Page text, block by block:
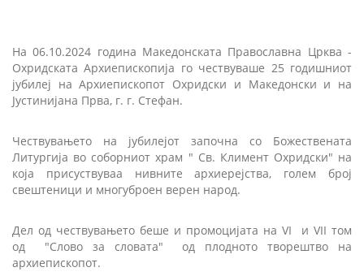
На 06.10.2024 година Македонската Православна Црква -
Охридската Архиепископија го чествуваше 25 годишниот
јубилеј на Архиепископот Охридски и Македонски и на
Јустинијана Прва, г. г. Стефан.
Чествувањето на јубилејот започна со Божествената
Литургија во соборниот храм " Св. Климент Охридски" на
која присуствуваа нивните архиерејства, голем број
свештеници и многуброен верен народ.
Дел од чествувањето беше и промоцијата на VI и VII том
од "Слово за словата" од плодното творештво на
архиепископот.